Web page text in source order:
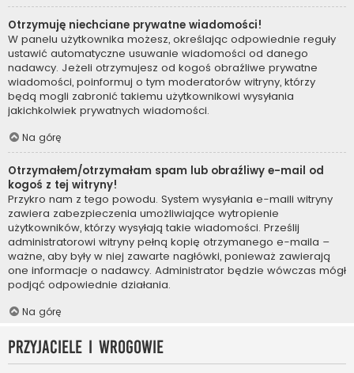
Otrzymuję niechciane prywatne wiadomości!
W panelu użytkownika możesz, określając odpowiednie reguły
ustawić automatyczne usuwanie wiadomości od danego
nadawcy. Jeżeli otrzymujesz od kogoś obraźliwe prywatne
wiadomości, poinformuj o tym moderatorów witryny, którzy
będą mogli zabronić takiemu użytkownikowi wysyłania
jakichkolwiek prywatnych wiadomości.
Na górę
Otrzymałem/otrzymałam spam lub obraźliwy e-mail od
kogoś z tej witryny!
Przykro nam z tego powodu. System wysyłania e-maili witryny
zawiera zabezpieczenia umożliwiające wytropienie
użytkowników, którzy wysyłają takie wiadomości. Prześlij
administratorowi witryny pełną kopię otrzymanego e-maila –
ważne, aby były w niej zawarte nagłówki, ponieważ zawierają
one informacje o nadawcy. Administrator będzie wówczas mógł
podjąć odpowiednie działania.
Na górę
Przyjaciele i wrogowie